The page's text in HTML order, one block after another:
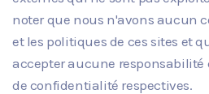
noter que nous n'avons aucun
et les politiques de ces sites et
accepter aucune
de confidentialité respectives.